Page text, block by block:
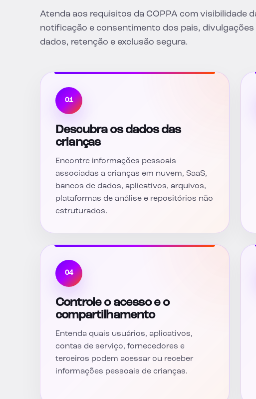
Atenda aos requisitos da COPPA com visibilidade
notificação e consentimento dos pais,
dados, retenção e exclusão segura.
01
Descubra os dados das
crianças
Encontre informações pessoais
associadas a crianças em nuvem, SaaS,
bancos de dados, aplicativos, arquivos,
plataformas de análise e repositórios não
estruturados.
04
Controle o acesso e o
compartilhamento
Entenda quais usuários, aplicativos,
contas de serviço, fornecedores e
terceiros podem acessar ou receber
informações pessoais de crianças.